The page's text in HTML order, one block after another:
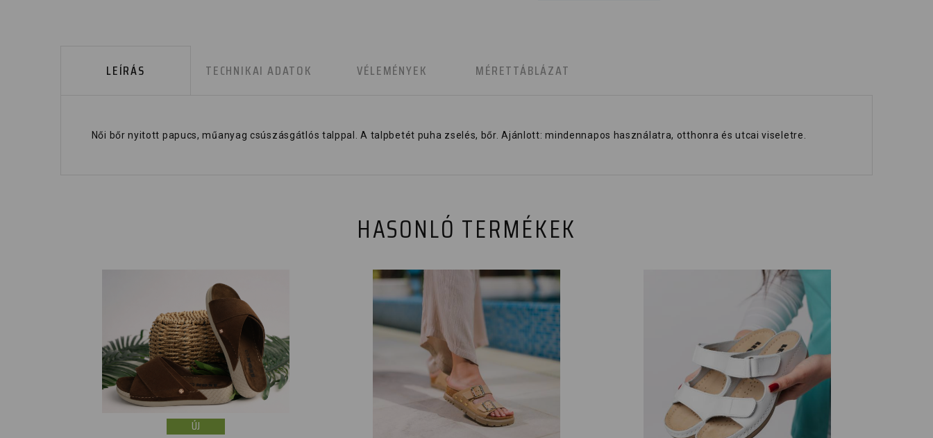
LEÍRÁS TECHNIKAI ADATOK VÉLEMÉNYEK MÉRETTÁBLÁZAT
Női bőr nyitott papucs, műanyag csúszásgátlós talppal. A talpbetét puha zselés, bőr. Ajánlott: mindennapos használatra, otthonra és utcai viseletre.
HASONLÓ TERMÉKEK
ÚJ